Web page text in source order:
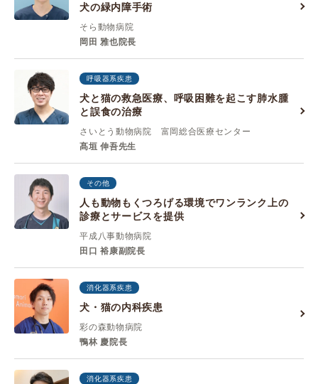
犬の緑内障手術
そら動物病院
岡田 雅也院長
呼吸器系疾患
犬と猫の救急医療、呼吸困難を起こす肺水腫
と誤食の治療
さいとう動物病院 富岡総合医療センター
髙垣 伸吾先生
その他
人も動物もくつろげる環境でワンランク上の
診療とサービスを提供
平成八事動物病院
田口 裕康副院長
消化器系疾患
犬・猫の内科疾患
彩の森動物病院
鴨林 慶院長
消化器系疾患